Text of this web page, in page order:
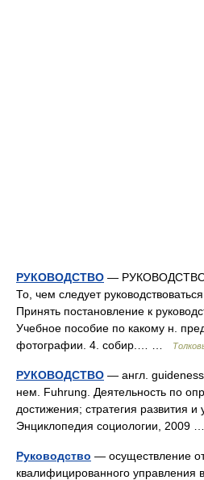
РУКОВОДСТВО — РУКОВОДСТВО,
То, чем следует
Принять постановление к
Учебное пособие по какому н.
фотографии. 4. собир.… …
РУКОВОДСТВО — англ.
нем. Fuhrung. Деятельность по
достижения; стратегия развития и
Энциклопедия социологии, 2009
Руководство — осуществление
квалифицированного управления